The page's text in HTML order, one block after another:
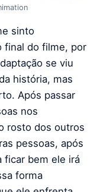
sinto
final do filme, por
se viu
história, mas
Após passar
nos
rosto dos outros
pessoas, após
ficar bem ele irá
forma